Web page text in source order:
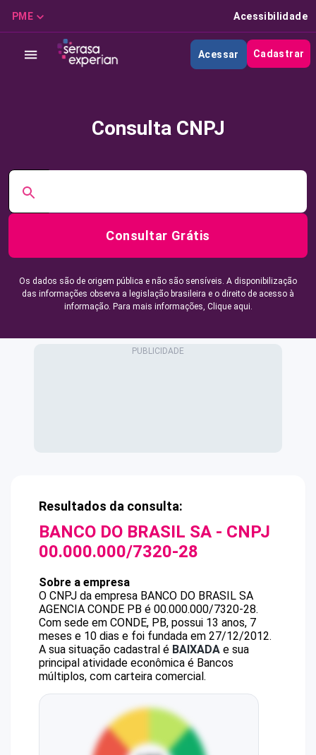
PME Acessibilidade
Acessar Cadastrar
Consulta CNPJ
Consultar Grátis
Os dados são de origem pública e não são sensíveis. A disponibilização
das informações observa a legislação brasileira e o direito de acesso à
informação. Para mais informações, Clique aqui.
Resultados da consulta:
BANCO DO BRASIL SA - CNPJ
00.000.000/7320-28
Sobre a empresa
O CNPJ da empresa BANCO DO BRASIL SA
AGENCIA CONDE PB é 00.000.000/7320-28.
Com sede em CONDE, PB, possui 13 anos, 7
meses e 10 dias e foi fundada em 27/12/2012.
A sua situação cadastral é BAIXADA e sua
principal atividade econômica é Bancos
múltiplos, com carteira comercial.